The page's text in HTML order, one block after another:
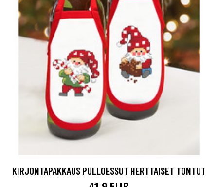
KIRJONTAPAKKAUS PULLOESSUT HERTTAISET TONTUT